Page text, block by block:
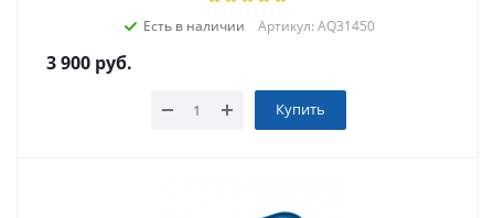
Есть в наличии Артикул: AQ31450
3 900 руб.
Купить